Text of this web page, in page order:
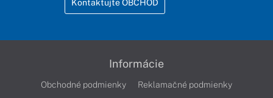
Kontaktujte OBCHOD
Informácie
Obchodné podmienky
Reklamačné podmienky